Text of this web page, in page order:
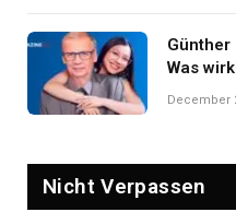
Was
December
Nicht Verpassen